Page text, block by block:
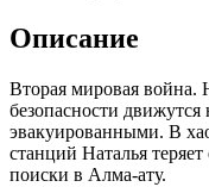
Описание
Вторая мировая война.
безопасности движутся
эвакуированными. В
станций Наталья
поиски в Алма-ату.